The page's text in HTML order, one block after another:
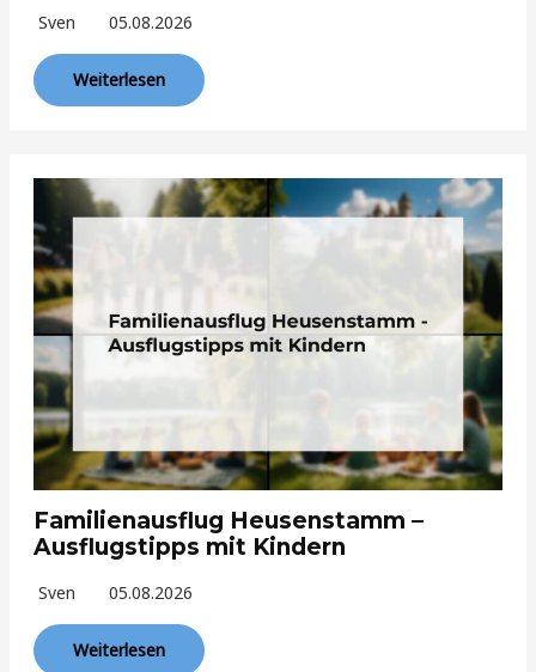
Sven 05.08.2026
Weiterlesen
Familienausflug Heusenstamm –
Ausflugstipps mit Kindern
Sven 05.08.2026
Weiterlesen